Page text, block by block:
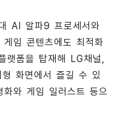
AI 알파9 프로세서와
임 콘텐츠에도 최적화
폼을 탑재해 LG채널,
화면에서 즐길 수 있
와 게임 일러스트 등으